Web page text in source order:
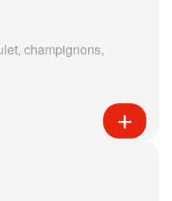
champignons,